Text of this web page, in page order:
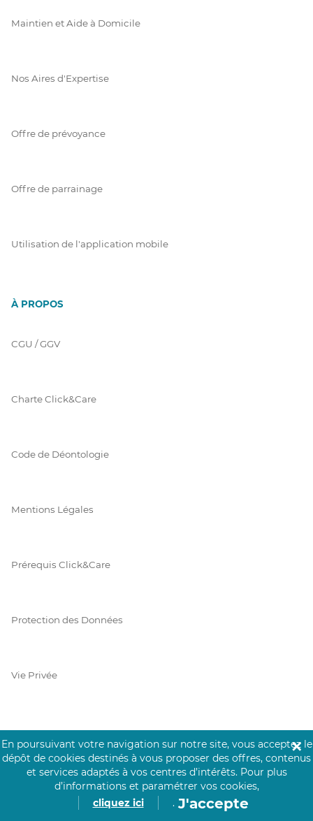
Maintien et Aide à Domicile
Nos Aires d'Expertise
Offre de prévoyance
Offre de parrainage
Utilisation de l'application mobile
À PROPOS
CGU / GGV
Charte Click&Care
Code de Déontologie
Mentions Légales
Prérequis Click&Care
Protection des Données
Vie Privée
PAIEMENT SÉCURISÉ
La collecte de vos informations de carte bancaire est cryptée
et assurée par Mangopay, société dûment agréée auprès de la
Banque de France.
En poursuivant votre navigation sur notre site, vous acceptez le
dépôt de cookies destinés à vous proposer des offres, contenus
et services adaptés à vos centres d’intérêts. Pour plus
d’informations et paramétrer vos cookies,
cliquez ici
. J'accepte
✕